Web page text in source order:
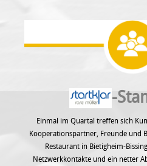
-
Einmal im Quartal treffen sich
Kooperationspartner, Freunde und
Restaurant in Bietigheim-
Netzwerkkontakte und ein netter